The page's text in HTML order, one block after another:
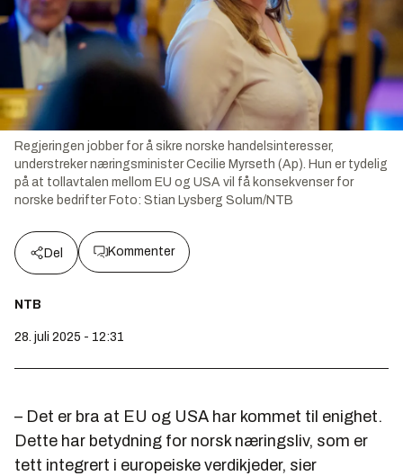
Regjeringen jobber for å sikre norske handelsinteresser,
understreker næringsminister Cecilie Myrseth (Ap). Hun er tydelig
på at tollavtalen mellom EU og USA vil få konsekvenser for
norske bedrifter Foto: Stian Lysberg Solum/NTB
Del Kommenter
NTB
28. juli 2025 - 12:31
– Det er bra at EU og USA har kommet til enighet.
Dette har betydning for norsk næringsliv, som er
tett integrert i europeiske verdikjeder, sier